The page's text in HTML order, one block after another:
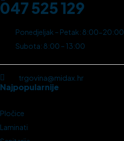
047 525 129
Ponedjeljak – Petak: 8:00-20:00
Subota: 8:00 – 13:00
trgovina@midax.hr
Najpopularnije
Pločice
Laminati